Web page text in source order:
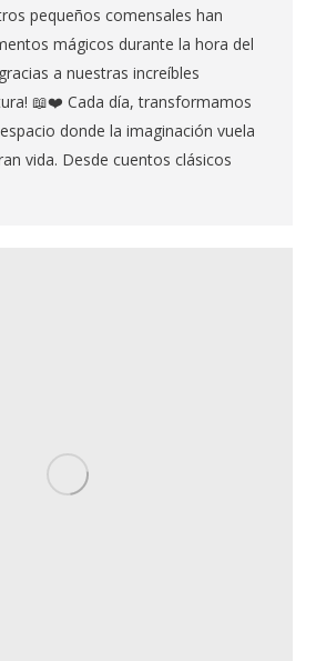
pequeños comensales han
mágicos durante la hora del
a nuestras increíbles
📖❤️ Cada día, transformamos
donde la imaginación vuela
vida. Desde cuentos clásicos